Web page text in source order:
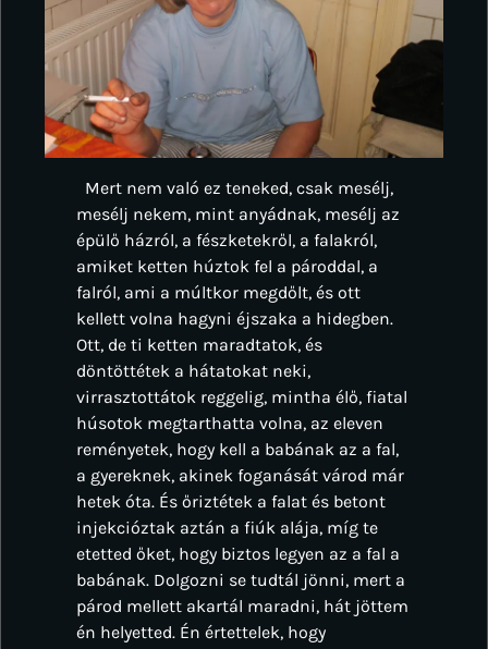
Mert nem való ez teneked, csak mesélj,
mesélj nekem, mint anyádnak, mesélj az
épülő házról, a fészketekről, a falakról,
amiket ketten húztok fel a pároddal, a
falról, ami a múltkor megdőlt, és ott
kellett volna hagyni éjszaka a hidegben.
Ott, de ti ketten maradtatok, és
döntöttétek a hátatokat neki,
virrasztottátok reggelig, mintha élő, fiatal
húsotok megtarthatta volna, az eleven
reményetek, hogy kell a babának az a fal,
a gyereknek, akinek foganását várod már
hetek óta. És őriztétek a falat és betont
injekcióztak aztán a fiúk alája, míg te
etetted őket, hogy biztos legyen az a fal a
babának. Dolgozni se tudtál jönni, mert a
párod mellett akartál maradni, hát jöttem
én helyetted. Én értettelek, hogy